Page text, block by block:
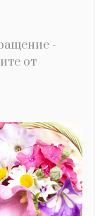
-
от